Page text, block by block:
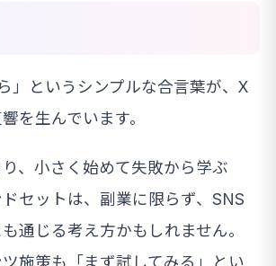
」というシンプルな合言葉が、X
を生んでいます。
、小さく始めて失敗から学ぶ
セットは、副業に限らず、SNS
通じる考え方かもしれません。
施策も「まず試してみる」とい